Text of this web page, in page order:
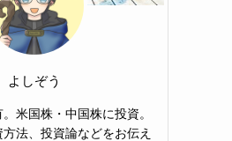
よしぞう
米国株・中国株に投資。
法、投資論などをお伝え